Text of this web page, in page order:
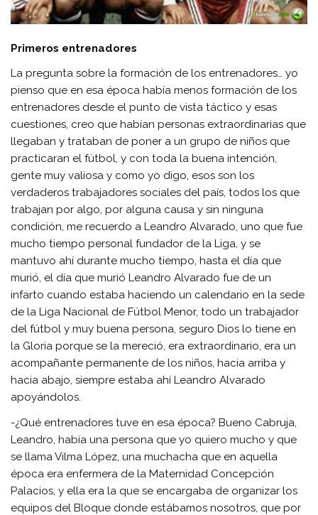
Primeros entrenadores
La pregunta sobre la formación de los entrenadores… yo
pienso que en esa época había menos formación de los
entrenadores desde el punto de vista táctico y esas
cuestiones, creo que habían personas extraordinarias que
llegaban y trataban de poner a un grupo de niños que
practicaran el fútbol, y con toda la buena intención,
gente muy valiosa y como yo digo, esos son los
verdaderos trabajadores sociales del país, todos los que
trabajan por algo, por alguna causa y sin ninguna
condición, me recuerdo a Leandro Alvarado, uno que fue
mucho tiempo personal fundador de la Liga, y se
mantuvo ahí durante mucho tiempo, hasta el día que
murió, el día que murió Leandro Alvarado fue de un
infarto cuando estaba haciendo un calendario en la sede
de la Liga Nacional de Fútbol Menor, todo un trabajador
del fútbol y muy buena persona, seguro Dios lo tiene en
la Gloria porque se la mereció, era extraordinario, era un
acompañante permanente de los niños, hacia arriba y
hacia abajo, siempre estaba ahí Leandro Alvarado
apoyándolos.
-¿Qué entrenadores tuve en esa época? Bueno Cabruja,
Leandro, había una persona que yo quiero mucho y que
se llama Vilma López, una muchacha que en aquella
época era enfermera de la Maternidad Concepción
Palacios, y ella era la que se encargaba de organizar los
equipos del Bloque donde estábamos nosotros, que por